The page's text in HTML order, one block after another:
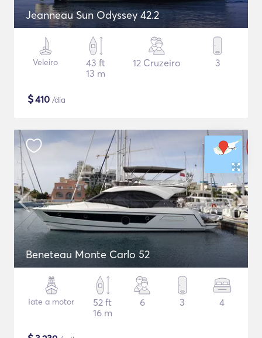
Jeanneau Sun Odyssey 42.2
Veleiro
43 ft
13 m
12 Cruzeiro 3
$410 /dia
Beneteau Monte Carlo 52
Iate a motor
52 ft
16 m
6 3 4